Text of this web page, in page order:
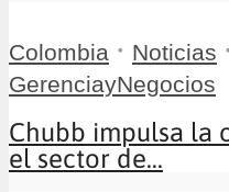
Colombia • Noticias •
GerenciayNegocios
Chubb impulsa la
el sector de...